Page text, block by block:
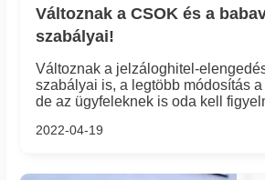
Változnak a CSOK és a
szabályai!
Változnak a jelzáloghitel-
szabályai is, a legtöbb módosítás
de az ügyfeleknek is oda kell
2022-04-19